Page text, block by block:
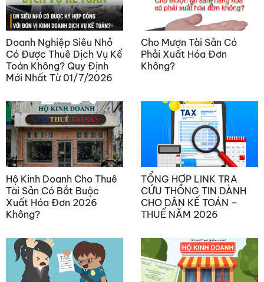
Doanh Nghiệp Siêu Nhỏ
Có Được Thuê Dịch Vụ Kế
Toán Không? Quy Định
Mới Nhất Từ 01/7/2026
Cho Mượn Tài Sản Có
Phải Xuất Hóa Đơn
Không?
Hộ Kinh Doanh Cho Thuê
Tài Sản Có Bắt Buộc
Xuất Hóa Đơn 2026
Không?
TỔNG HỢP LINK TRA
CỨU THÔNG TIN DÀNH
CHO DÂN KẾ TOÁN –
THUẾ NĂM 2026